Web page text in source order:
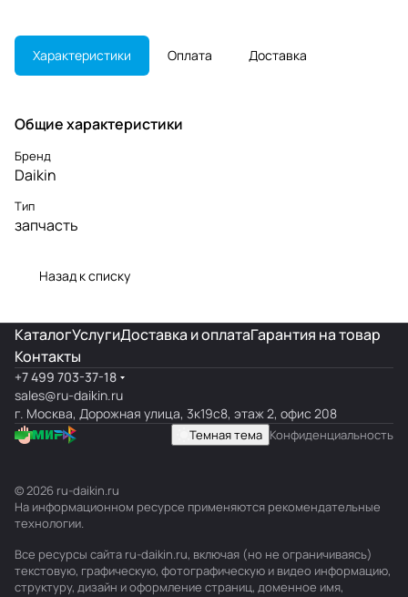
Характеристики Оплата Доставка
Общие характеристики
Бренд
Daikin
Тип
запчасть
Назад к списку
КаталогУслугиДоставка и оплатаГарантия на товар
Контакты
+7 499 703-37-18
sales@ru-daikin.ru
г. Москва, Дорожная улица, 3к19с8, этаж 2, офис 208
Темная тема Конфиденциальность
© 2026 ru-daikin.ru
На информационном ресурсе применяются рекомендательные
технологии.
Все ресурсы сайта ru-daikin.ru, включая (но не ограничиваясь)
текстовую, графическую, фотографическую и видео информацию,
структуру, дизайн и оформление страниц, доменное имя,